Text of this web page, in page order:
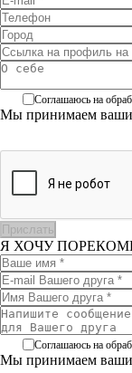
Соглашаюсь на
Мы принимаем ваши
Я ХОЧУ
Соглашаюсь на
Мы принимаем ваши